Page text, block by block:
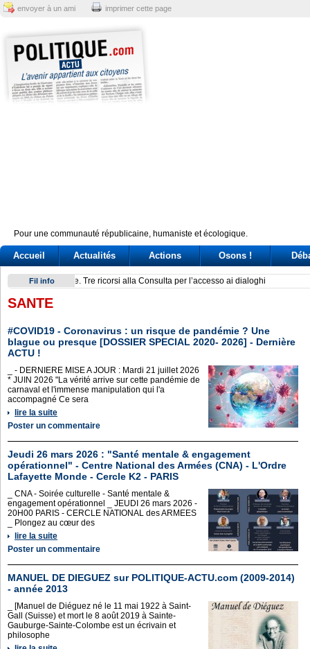
envoyer à un ami imprimer cette page
Pour une communauté républicaine, humaniste et écologique.
Accueil Actualités Actions Osons !
Fil info Un’associazione del Nord: la sfida dei governatori nella
SANTE
#COVID19 - Coronavirus : un risque de pandémie ? Une
blague ou presque [DOSSIER SPECIAL 2020- 2026] - Dernière
ACTU !
_ - DERNIERE MISE A JOUR : Mardi 21 juillet 2026
* JUIN 2026 "La vérité arrive sur cette pandémie de
carnaval et l'immense manipulation qui l'a
accompagné Ce sera
lire la suite
Poster un commentaire
Jeudi 26 mars 2026 : "Santé mentale & engagement
opérationnel" - Centre National des Armées (CNA) - L'Ordre
Lafayette Monde - Cercle K2 - PARIS
_ CNA - Soirée culturelle - Santé mentale &
engagement opérationnel _ JEUDI 26 mars 2026 -
20H00 PARIS - CERCLE NATIONAL des ARMEES
_ Plongez au cœur des
lire la suite
Poster un commentaire
MANUEL DE DIEGUEZ sur POLITIQUE-ACTU.com (2009-2014)
- année 2013
_ [Manuel de Diéguez né le 11 mai 1922 à Saint-
Gall (Suisse) et mort le 8 août 2019 à Sainte-
Gauburge-Sainte-Colombe est un écrivain et
philosophe